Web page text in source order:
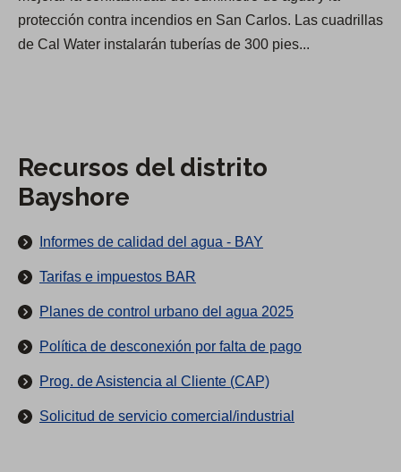
e
a
t
i
ó
n
d
e
l
d
s
t
r
i
protección contra incendios en San Carlos. Las cuadrillas
de Cal Water instalarán tuberías de 300 pies...
Recursos del distrito
Bayshore
Informes de calidad del agua - BAY
Tarifas e impuestos BAR
Planes de control urbano del agua 2025
Política de desconexión por falta de pago
Prog. de Asistencia al Cliente (CAP)
Solicitud de servicio comercial/industrial